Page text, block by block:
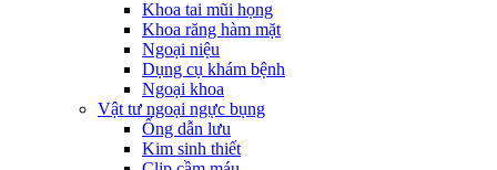
Khoa tai mũi họng
Khoa răng hàm mặt
Ngoại niệu
Dụng cụ khám bệnh
Ngoại khoa
Vật tư ngoại ngực bụng
Ống dẫn lưu
Kim sinh thiết